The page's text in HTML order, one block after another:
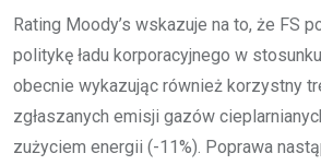
Rating Moody’s wskazuje na to, że FS
politykę ładu korporacyjnego w
obecnie wykazując również korzystny
zgłaszanych emisji gazów
zużyciem energii (-11%). Poprawa